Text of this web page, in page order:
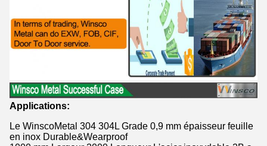
Applications:
Le WinscoMetal 304 304L Grade 0,9 mm épaisseur feuille
en inox Durable&Wearproof